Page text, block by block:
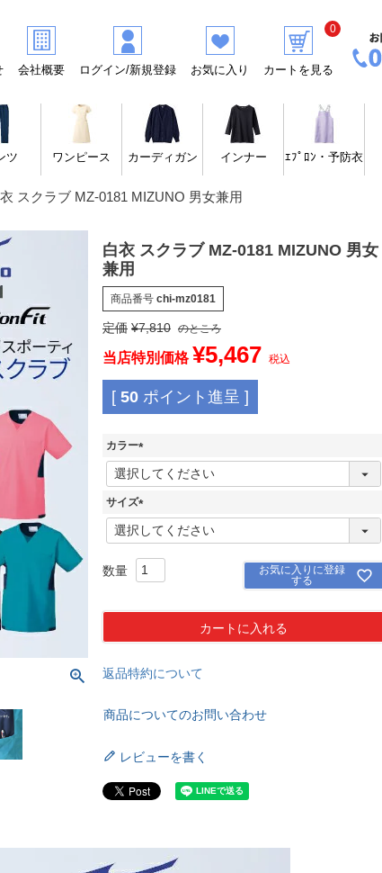
会社概要 ログイン/新規登録 お気に入り
0
カートを見る
ツ ワンピース カーディガン インナー ｴﾌﾟﾛﾝ・予防衣
スクラブ MZ-0181 MIZUNO 男女兼用
白衣 スクラブ MZ-0181 MIZUNO 男女
兼用
商品番号 chi-mz0181
定価 ¥7,810 のところ
当店特別価格 ¥5,467 税込
[ 50 ポイント進呈 ]
カラー
(
必
須
サイズ
(
必
お気に入りに登録
する
カートに入れる
返品特約について
商品についてのお問い合わせ
レビューを書く